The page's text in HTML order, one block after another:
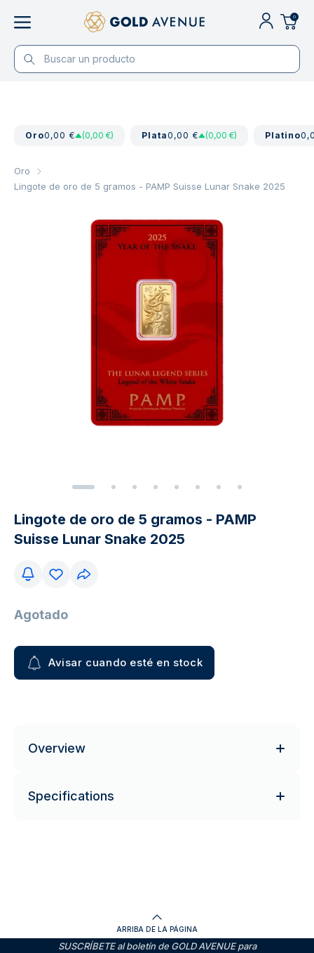
0
Oro0,00 € (0,00 €) Plata0,00 € (0,00 €) Platino
Oro
Lingote de oro de 5 gramos - PAMP Suisse Lunar Snake 2025
Lingote de oro de 5 gramos - PAMP
Suisse Lunar Snake 2025
Agotado
Avisar cuando esté en stock
Overview
Specifications
ARRIBA DE LA PÁGINA
SUSCRÍBETE al boletín de GOLD AVENUE para